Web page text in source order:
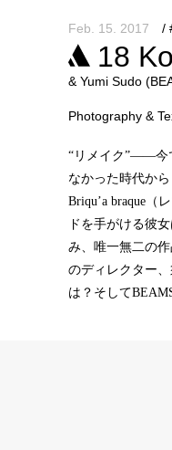
Feb. 15. 2017 /
18
& Yumi Sudo
Photography &
“リメイク”――今
なかった時代か
Briqu’a braque（
ドを手がける彼
み、唯一無二の
のディレクター
は？そして